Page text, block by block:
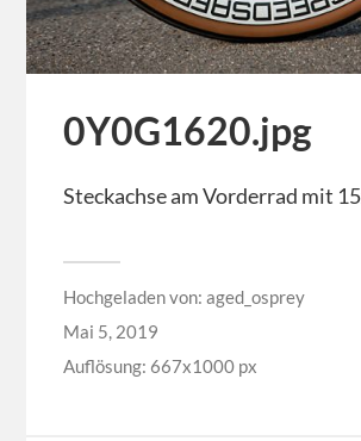
0Y0G1620.jpg
Steckachse am Vorderrad mit
Hochgeladen von: aged_osprey
Mai 5, 2019
Auflösung: 667x1000 px